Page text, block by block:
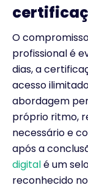
O
profissional é
dias, a
acesso
abordagem
próprio ritmo,
necessário e
após a
digitalé um
reconhecido